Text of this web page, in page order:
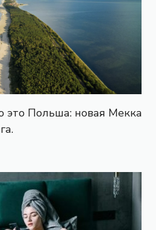
это Польша: новая Мекка